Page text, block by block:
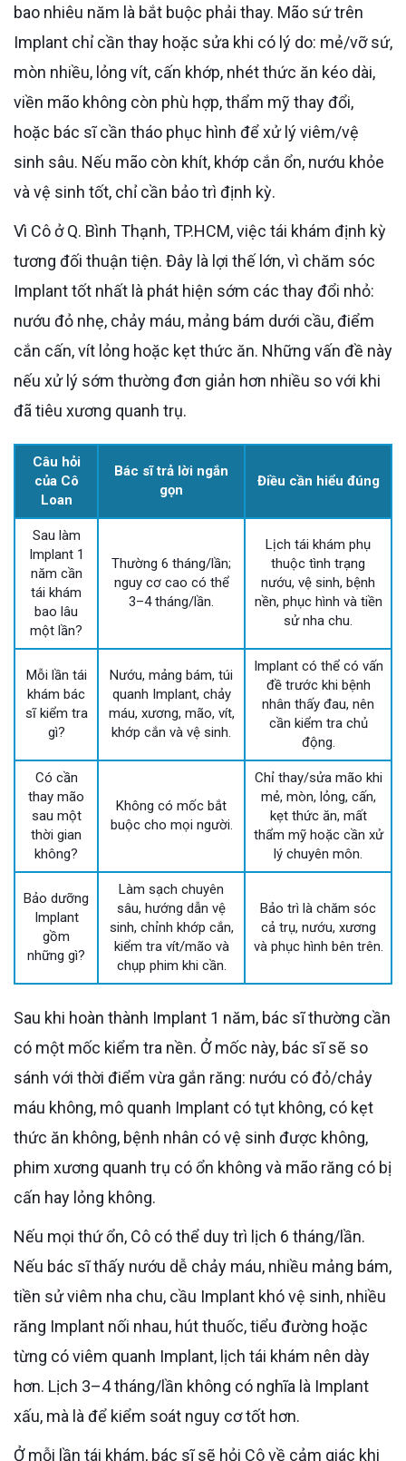
bao nhiêu năm là bắt buộc phải thay. Mão sứ trên
Implant chỉ cần thay hoặc sửa khi có lý do: mẻ/vỡ sứ,
mòn nhiều, lỏng vít, cấn khớp, nhét thức ăn kéo dài,
viền mão không còn phù hợp, thẩm mỹ thay đổi,
hoặc bác sĩ cần tháo phục hình để xử lý viêm/vệ
sinh sâu. Nếu mão còn khít, khớp cắn ổn, nướu khỏe
và vệ sinh tốt, chỉ cần bảo trì định kỳ.
Vì Cô ở Q. Bình Thạnh, TP.HCM, việc tái khám định kỳ
tương đối thuận tiện. Đây là lợi thế lớn, vì chăm sóc
Implant tốt nhất là phát hiện sớm các thay đổi nhỏ:
nướu đỏ nhẹ, chảy máu, mảng bám dưới cầu, điểm
cắn cấn, vít lỏng hoặc kẹt thức ăn. Những vấn đề này
nếu xử lý sớm thường đơn giản hơn nhiều so với khi
đã tiêu xương quanh trụ.
Câu hỏi
của Cô
Loan
Bác sĩ trả lời ngắn
gọn
Điều cần hiểu đúng
Sau làm
Implant 1
năm cần
tái khám
bao lâu
một lần?
Thường 6 tháng/lần;
nguy cơ cao có thể
3–4 tháng/lần.
Lịch tái khám phụ
thuộc tình trạng
nướu, vệ sinh, bệnh
nền, phục hình và tiền
sử nha chu.
Mỗi lần tái
khám bác
sĩ kiểm tra
gì?
Nướu, mảng bám, túi
quanh Implant, chảy
máu, xương, mão, vít,
khớp cắn và vệ sinh.
Implant có thể có vấn
đề trước khi bệnh
nhân thấy đau, nên
cần kiểm tra chủ
động.
Có cần
thay mão
sau một
thời gian
không?
Không có mốc bắt
buộc cho mọi người.
Chỉ thay/sửa mão khi
mẻ, mòn, lỏng, cấn,
kẹt thức ăn, mất
thẩm mỹ hoặc cần xử
lý chuyên môn.
Bảo dưỡng
Implant
gồm
những gì?
Làm sạch chuyên
sâu, hướng dẫn vệ
sinh, chỉnh khớp cắn,
kiểm tra vít/mão và
chụp phim khi cần.
Bảo trì là chăm sóc
cả trụ, nướu, xương
và phục hình bên trên.
Sau khi hoàn thành Implant 1 năm, bác sĩ thường cần
có một mốc kiểm tra nền. Ở mốc này, bác sĩ sẽ so
sánh với thời điểm vừa gắn răng: nướu có đỏ/chảy
máu không, mô quanh Implant có tụt không, có kẹt
thức ăn không, bệnh nhân có vệ sinh được không,
phim xương quanh trụ có ổn không và mão răng có bị
cấn hay lỏng không.
Nếu mọi thứ ổn, Cô có thể duy trì lịch 6 tháng/lần.
Nếu bác sĩ thấy nướu dễ chảy máu, nhiều mảng bám,
tiền sử viêm nha chu, cầu Implant khó vệ sinh, nhiều
răng Implant nối nhau, hút thuốc, tiểu đường hoặc
từng có viêm quanh Implant, lịch tái khám nên dày
hơn. Lịch 3–4 tháng/lần không có nghĩa là Implant
xấu, mà là để kiểm soát nguy cơ tốt hơn.
Ở mỗi lần tái khám, bác sĩ sẽ hỏi Cô về cảm giác khi